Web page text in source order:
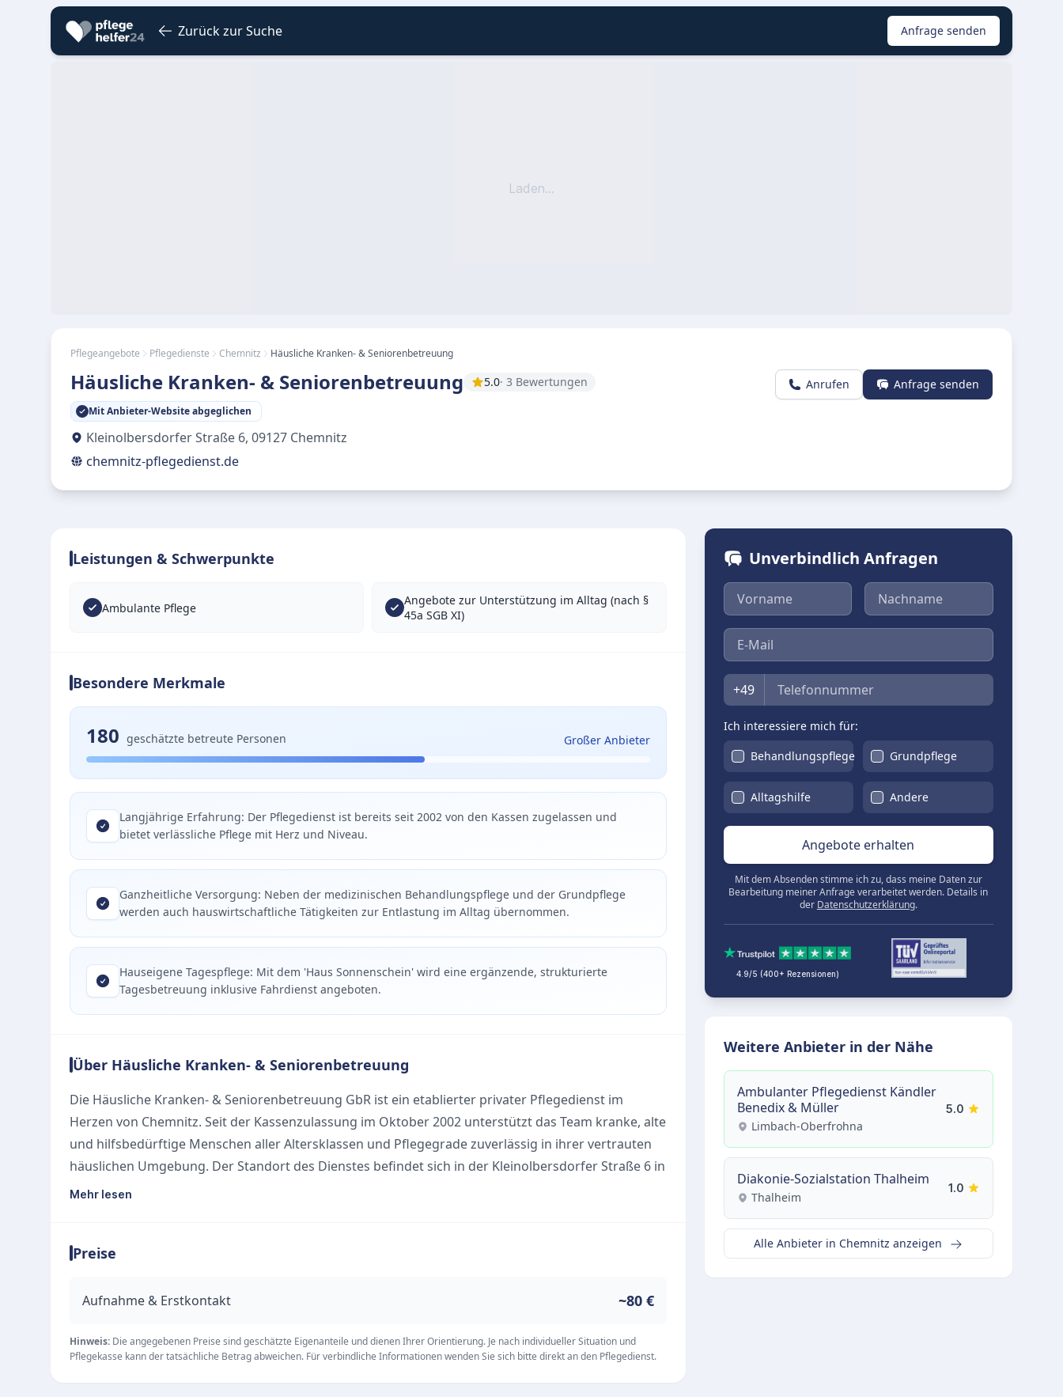
Zurück zur Suche Anfrage senden
Laden...
Pflegeangebote Pflegedienste Chemnitz Häusliche Kranken- & Seniorenbetreuung
Häusliche Kranken- & Seniorenbetreuung 5.0· 3 Bewertungen
Mit Anbieter-Website abgeglichen
Kleinolbersdorfer Straße 6, 09127 Chemnitz
chemnitz-pflegedienst.de
Anrufen Anfrage senden
Leistungen & Schwerpunkte
Ambulante Pflege
Angebote zur Unterstützung im Alltag (nach §
45a SGB XI)
Besondere Merkmale
180 geschätzte betreute Personen Großer Anbieter
Langjährige Erfahrung: Der Pflegedienst ist bereits seit 2002 von den Kassen zugelassen und
bietet verlässliche Pflege mit Herz und Niveau.
Ganzheitliche Versorgung: Neben der medizinischen Behandlungspflege und der Grundpflege
werden auch hauswirtschaftliche Tätigkeiten zur Entlastung im Alltag übernommen.
Hauseigene Tagespflege: Mit dem 'Haus Sonnenschein' wird eine ergänzende, strukturierte
Tagesbetreuung inklusive Fahrdienst angeboten.
Über Häusliche Kranken- & Seniorenbetreuung
Die Häusliche Kranken- & Seniorenbetreuung GbR ist ein etablierter privater Pflegedienst im
Herzen von Chemnitz. Seit der Kassenzulassung im Oktober 2002 unterstützt das Team kranke, alte
und hilfsbedürftige Menschen aller Altersklassen und Pflegegrade zuverlässig in ihrer vertrauten
häuslichen Umgebung. Der Standort des Dienstes befindet sich in der Kleinolbersdorfer Straße 6 in
09127 Chemnitz.
Patienten durch fachlich ausgebildetes und freundliches Personal im Mittelpunkt. Das
entlastende hauswirtschaftliche Tätigkeiten.
Zusätzlich zur ambulanten Betreuung betreibt der Dienst seit 2019 die Tagespflege „Haus
Sonnenschein“. Von Montag bis Freitag verbringen die Gäste hier zwischen 8.00 und 15.00 Uhr
einen abwechslungsreichen und strukturierten Tag mit gemeinsamen Mahlzeiten, während ein
Mehr lesen
Preise
Aufnahme & Erstkontakt ~80 €
Hinweis: Die angegebenen Preise sind geschätzte Eigenanteile und dienen Ihrer Orientierung. Je nach individueller Situation und
Pflegekasse kann der tatsächliche Betrag abweichen. Für verbindliche Informationen wenden Sie sich bitte direkt an den Pflegedienst.
Unverbindlich Anfragen
Vorname Nachname
E-Mail
Telefon
+49
Ich interessiere mich für:
Behandlungspflege
Grundpflege
Alltagshilfe Andere
Angebote erhalten
Mit dem Absenden stimme ich zu, dass meine Daten zur
Bearbeitung meiner Anfrage verarbeitet werden. Details in
der Datenschutzerklärung.
4.9/5 (400+ Rezensionen)
Weitere Anbieter in der Nähe
Ambulanter Pflegedienst Kändler
Benedix & Müller
Limbach-Oberfrohna
5.0
Diakonie-Sozialstation Thalheim
Thalheim
1.0
Alle Anbieter in Chemnitz anzeigen